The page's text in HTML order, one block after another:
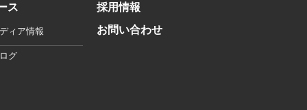
ス
ィア情報
グ
採用情報
お問い合わせ